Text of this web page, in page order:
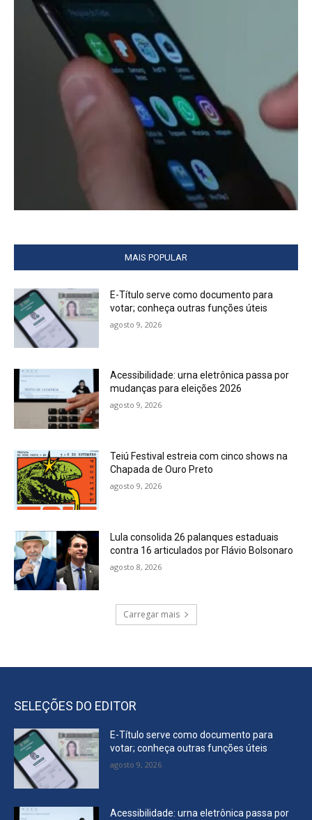
MAIS POPULAR
E-Título serve como documento para
votar; conheça outras funções úteis
agosto 9, 2026
Acessibilidade: urna eletrônica passa por
mudanças para eleições 2026
agosto 9, 2026
Teiú Festival estreia com cinco shows na
Chapada de Ouro Preto
agosto 9, 2026
Lula consolida 26 palanques estaduais
contra 16 articulados por Flávio Bolsonaro
agosto 8, 2026
Carregar mais
SELEÇÕES DO EDITOR
E-Título serve como documento para
votar; conheça outras funções úteis
agosto 9, 2026
Acessibilidade: urna eletrônica passa por